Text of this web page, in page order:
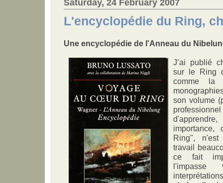
Saturday, 24 February 2007
L'encyclopédie du Ring,
Une encyclopédie de l'Anneau du
J’ai publié
sur le Ring
comme la
son volume
importance,
Ring",
travail
ce fait
l'impasse